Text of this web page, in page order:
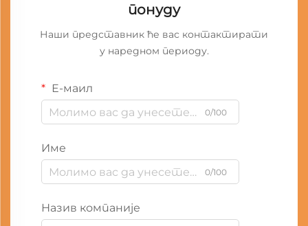
понуду
Наши представник ће вас контактирати
у наредном периоду.
Е-маил
0/100
Име
0/100
Назив компаније